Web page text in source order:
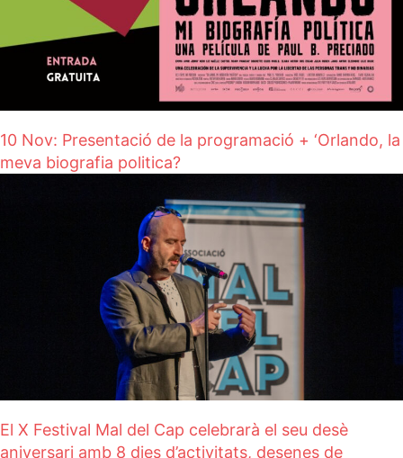
10 Nov: Presentació de la programació + ‘Orlando, la
meva biografia politica?
El X Festival Mal del Cap celebrarà el seu desè
aniversari amb 8 dies d’activitats, desenes de